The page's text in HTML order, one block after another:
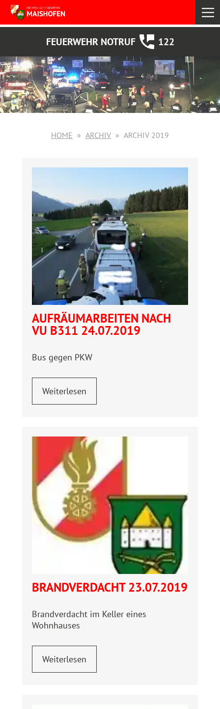
FEUERWEHR NOTRUF 122
HOME ARCHIV ARCHIV 2019
AUFRÄUMARBEITEN NACH
VU B311 24.07.2019
Bus gegen PKW
Weiterlesen
BRANDVERDACHT 23.07.2019
Brandverdacht im Keller eines
Wohnhauses
Weiterlesen